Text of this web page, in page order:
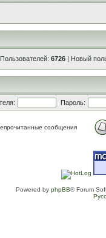
6726 | Новый
Пароль:
сообщения
Powered by phpBB® Forum